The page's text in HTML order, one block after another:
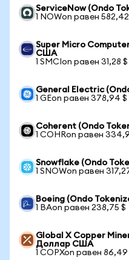
ServiceNow (Ondo
1 NOWon равен
Super Micro
США
1 SMCIon равен 31,28 $
General Electric
1 GEon равен 378,94 $
Coherent (Ondo
1 COHRon равен
Snowflake (Ondo
1 SNOWon равен
Boeing (Ondo
1 BAon равен 238,75 $
Global X Copper
Доллар США
1 COPXon равен 86,49